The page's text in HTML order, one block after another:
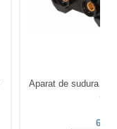
Aparat de sudura